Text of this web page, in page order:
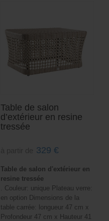
Table de salon
d’extérieur en resine
tressée
329 €
Table de salon d'extérieur en
resine tressée
. Couleur: unique Plateau verre:
en option Dimensions de la
table carrée: longueur 47 cm x
Profondeur 47 cm x Hauteur 41